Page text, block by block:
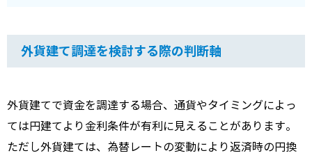
外貨建て調達を検討する際の判断軸
外貨建てで資金を調達する場合、通貨やタイミングによっ
ては円建てより金利条件が有利に見えることがあります。
ただし外貨建ては、為替レートの変動により返済時の円換